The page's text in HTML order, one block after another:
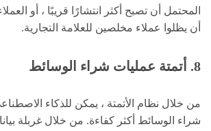
المحتمل أن تصبح أكثر انتشارًا قريبًا ، أو
أن يظلوا عملاء مخلصين للعلامة التجارية.
8. أتمتة عمليات شراء الوسائط
من خلال نظام الأتمتة ، يمكن للذكاء
شراء الوسائط أكثر كفاءة. من خلال غربلة